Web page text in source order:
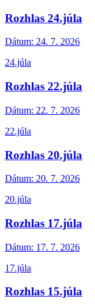
Rozhlas 24.júla
Dátum: 24. 7. 2026
24.júla
Rozhlas 22.júla
Dátum: 22. 7. 2026
22.júla
Rozhlas 20.júla
Dátum: 20. 7. 2026
20.júla
Rozhlas 17.júla
Dátum: 17. 7. 2026
17.júla
Rozhlas 15.júla